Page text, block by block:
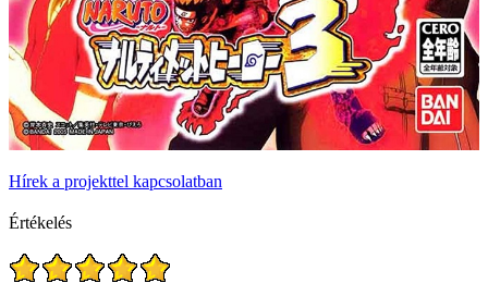
Hírek a projekttel kapcsolatban
Értékelés